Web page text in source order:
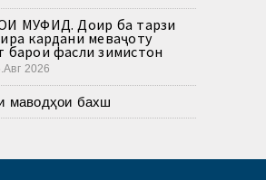
МУФИД. Доир ба тарзи
кардани меваҷоту
барои фасли зимистон
2026
маводҳои бахш